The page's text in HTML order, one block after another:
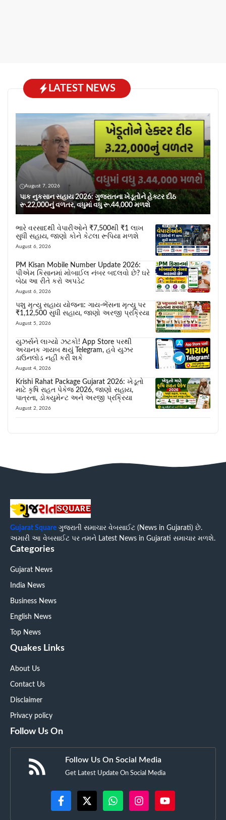
LATEST NEWS
August 7, 2026
પાક નુકસાન સહાય 2026: ગુજરાતના ખેડૂતોને હેક્ટર દીઠ
રૂ.22,000નું વળતર, વધુમાં વધુ રૂ.44,000 મળશે
ભારે વરસાદથી વેપારીઓને ₹7,500થી ₹1 લાખ
સુધી સહાય, જાણો કોને કેટલા રૂપિયા મળશે
August 6, 2026
PM Kisan Mobile Number Update 2026:
પીએમ કિસાનમાં મોબાઈલ નંબર બદલવો છે? ઘરે
બેઠા આ રીતે કરો અપડેટ
August 6, 2026
પશુ મૃત્યુ સહાય યોજના: ગાય-ભેંસના મૃત્યુ પર
₹1,12,500 સુધી સહાય, જાણો અરજી પ્રક્રિયા
August 5, 2026
યુઝર્સને લાગ્યો ઝટકો! App Store પરથી
અચાનક ગાયબ થયું Telegram, હવે યુઝર
ડાઉનલોડ નહીં કરી શકે
August 4, 2026
Krishi Rahat Package Gujarat 2026: ખેડૂતો
માટે કૃષિ રાહત પેકેજ 2026, જાણો સહાય,
પાત્રતા, ડોક્યુમેન્ટ અને અરજી પ્રક્રિયા
August 2, 2026
Gujarat Square ગુજરાતી સમાચાર વેબસાઈટ (News in Gujarati) છે.
અમારી આ વેબસાઈટ પર તમને Latest News in Gujarati સમાચાર મળશે.
Categories
Gujarat News
India News
Business News
English News
Top News
Quakes Links
About Us
Contact Us
Disclaimer
Privacy policy
Follow Us On
Follow Us On Social Media
Get Latest Update On Social Media